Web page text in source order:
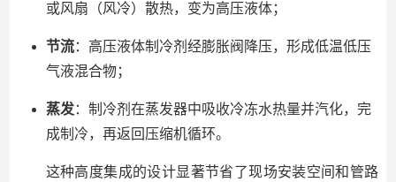
或风扇（风冷）散热，变为高压液体；
节流：高压液体制冷剂经膨胀阀降压，形成低温低压
气液混合物；
蒸发：制冷剂在蒸发器中吸收冷冻水热量并汽化，完
成制冷，再返回压缩机循环。
这种高度集成的设计显著节省了现场安装空间和管路